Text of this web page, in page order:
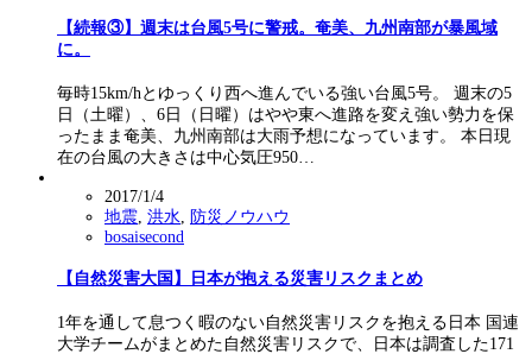
【続報③】週末は台風5号に警戒。奄美、九州南部が暴風域
に。
毎時15km/hとゆっくり西へ進んでいる強い台風5号。 週末の5
日（土曜）、6日（日曜）はやや東へ進路を変え強い勢力を保
ったまま奄美、九州南部は大雨予想になっています。 本日現
在の台風の大きさは中心気圧950…
2017/1/4
地震 洪水
防災ノウハウ
bosaisecond
【自然災害大国】日本が抱える災害リスクまとめ
1年を通して息つく暇のない自然災害リスクを抱える日本 国連
大学チームがまとめた自然災害リスクで、日本は調査した171